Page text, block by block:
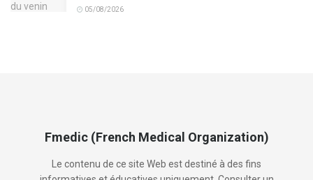
05/08/2026
Fmedic (French Medical Organization)
Le contenu de ce site Web est destiné à des fins